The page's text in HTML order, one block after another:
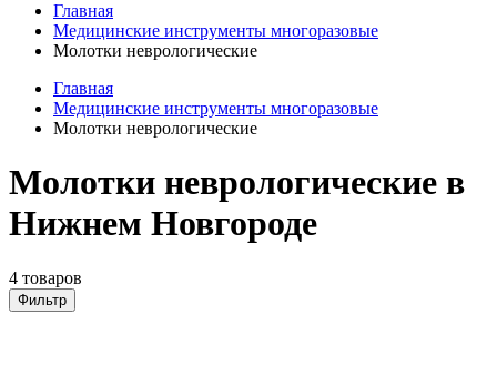
Главная
Медицинские инструменты многоразовые
Молотки неврологические
Главная
Медицинские инструменты многоразовые
Молотки неврологические
Молотки неврологические в
Нижнем Новгороде
4 товаров
Фильтр